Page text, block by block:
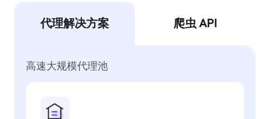
代理解决方案 爬虫 API
高速大规模代理池